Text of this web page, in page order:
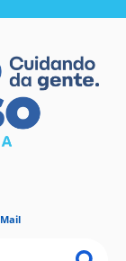
Mail